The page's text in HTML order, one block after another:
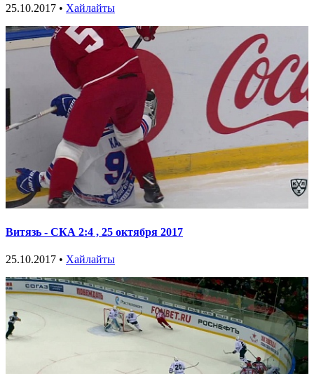
25.10.2017 • Хайлайты
Витязь - СКА 2:4 , 25 октября 2017
25.10.2017 • Хайлайты